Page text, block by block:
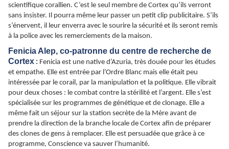
scientifique corallien. C’est le seul membre de Cortex qu’ils verront
sans insister. Il pourra même leur passer un petit clip publicitaire. S’ils
s’énervent, il leur enverra avec le sourire la sécurité et ils seront remis
à la police avec les remerciements de la maison.
Fenicia Alep, co-patronne du centre de recherche de
Cortex : Fenicia est une native d’Azuria, très douée pour les études
et empathe. Elle est entrée par l’Ordre Blanc mais elle était peu
intéressée par le corail, par la manipulation et la politique. Elle vibrait
pour deux choses : le combat contre la stérilité et l’argent. Elle s’est
spécialisée sur les programmes de génétique et de clonage. Elle a
même fait un séjour sur la station secrète de la Mère avant de
prendre la direction de la branche locale de Cortex afin de préparer
des clones de gens à remplacer. Elle est persuadée que grâce à ce
programme, Conscience va sauver l’humanité.